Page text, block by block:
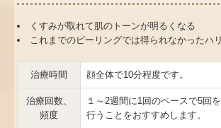
くすみが取れて肌のトーンが明るくなる
これまでのピーリングでは得られなかったハ
治療時間 顔全体で10分程度です。
治療回数、
頻度
１～2週間に1回のペースで5回
行うことをおすすめします。